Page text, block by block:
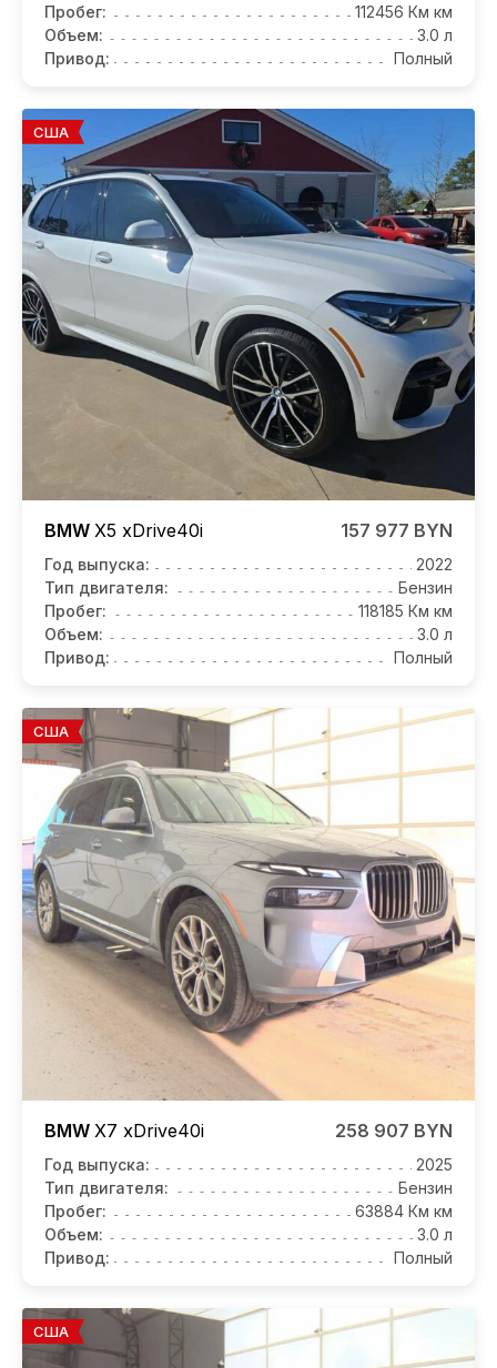
Пробег:
112456 Км км
Объем:
3.0 л
Привод:
Полный
США
BMW X5 xDrive40i 157 977 BYN
Год выпуска:
2022
Тип двигателя:
Бензин
Пробег:
118185 Км км
Объем:
3.0 л
Привод:
Полный
США
BMW X7 xDrive40i 258 907 BYN
Год выпуска:
2025
Тип двигателя:
Бензин
Пробег:
63884 Км км
Объем:
3.0 л
Привод:
Полный
США